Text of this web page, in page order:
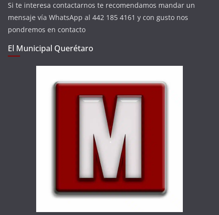
Si te interesa contactarnos te recomendamos mandar un
mensaje vía WhatsApp al 442 185 4161 y con gusto nos
pondremos en contacto
El Municipal Querétaro